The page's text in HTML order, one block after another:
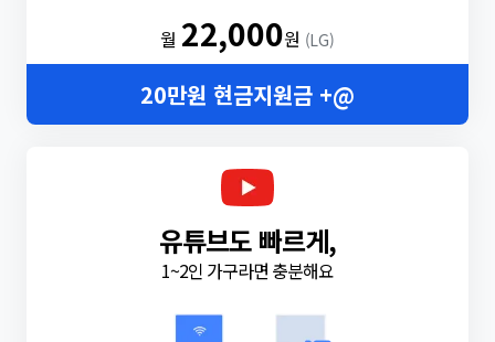
월 22,000원 (LG)
20만원 현금지원금 +@
유튜브도 빠르게,
1~2인 가구라면 충분해요